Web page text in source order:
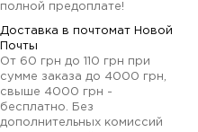
полной предоплате!
Доставка в почтомат Новой
Почты
От 60 грн до 110 грн при
сумме заказа до 4000 грн,
свыше 4000 грн -
бесплатно. Без
дополнительных комиссий